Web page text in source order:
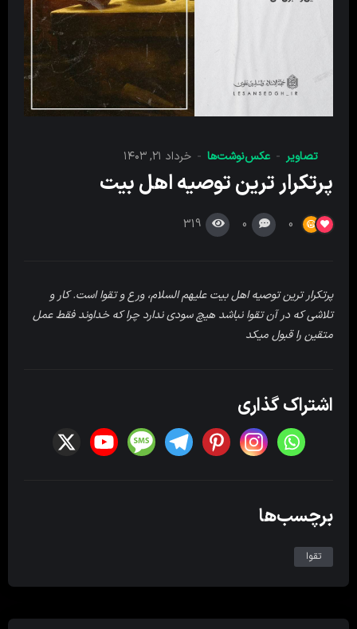
تصاویر عکس‌نوشت‌ها خرداد ۲۱, ۱۴۰۳
پرتکرار ترین توصیه اهل بیت
0
0
319
پرتکرار ترین توصیه اهل بیت علیهم السلام، ورع و تقوا است. کار و
تلاشی که در آن تقوا نباشد هیچ سودی ندارد چرا که خداوند فقط عمل
متقین را قبول میکد
اشتراک گذاری
برچسب‌ها
تقوا